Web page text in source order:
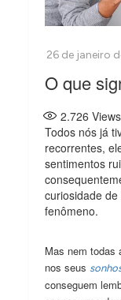
O que
2.726 Views
Todos nós já
recorrentes,
sentimentos
curiosidade
fenômeno.
Mas nem todas
nos seus
conseguem